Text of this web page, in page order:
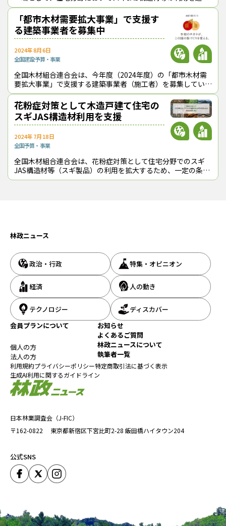
る事業者を支援する。要件を満たした木造戸建住宅に対して１
棟当たり70万円を助成する
「都市木材需要拡大事業」で支援す
る建築事業者を募集中
2024年8月6日
全国建設予算・事業
全国木材組合連合会は、今年度（2024年度）の「都市木材需
要拡大事業」で支援する建築事業者（施工者）を募集してい
る。「都市木材利用拡大宣言」を行い、木材サプライチェーン
マネージメント支援システム「も
花粉症対策として木造戸建て住宅の
スギJAS構造材利用を支援
2024年7月18日
全国予算・事業
全国木材組合連合会は、花粉症対策として住宅分野でのスギ
JAS構造材等（スギ製品）の利用を拡大するため、一定の条件
を満たした木造戸建て住宅を対象に助成を行う。今年度
日本林業調査会（J-FIC）
〒162-0822
東京都新宿区下宮比町2-28 飯田橋ハイタウン204
公式SNS
林政ニュース
政治・行政 特集・オピニオン
経済 人の動き
テクノロジー
ディスカバー
会員プランについて
個人の方
法人の方
お知らせ
よくあるご質問
林政ニュースについて
執筆者一覧
利用規約プライバシーポリシー特定商取引法に基づく表示
生成AI利用に関するガイドライン